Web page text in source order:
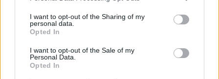
not limited to your visit or usage behaviour. You may click to
grant or deny consent to Google and its third-party tags to
use your data for below specified purposes in below Google
consent section.
I want to opt-out of the Sharing of my
personal data.
Opted In
I want to opt-out of the Sale of my
Personal Data.
Opted In
résztvevőiről sajnos nincsenek biztos információink,
ugyanígy azt sem tudjuk pontosan, hogy a pilisi erdőben kik
hajtották végre a nevezetes merényletet; a későbbi
beszámolók, Katona József drámája és Erkel Ferenc operája